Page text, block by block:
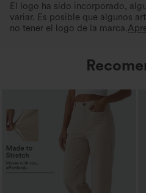
El logo ha sido incorporado,
variar. Es posible que algunos
no tener el logo de la marca.